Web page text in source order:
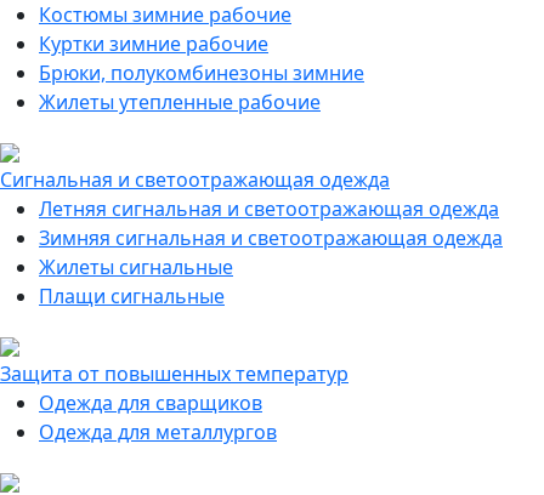
Костюмы зимние рабочие
Куртки зимние рабочие
Брюки, полукомбинезоны зимние
Жилеты утепленные рабочие
Сигнальная и светоотражающая одежда
Летняя сигнальная и светоотражающая одежда
Зимняя сигнальная и светоотражающая одежда
Жилеты сигнальные
Плащи сигнальные
Защита от повышенных температур
Одежда для сварщиков
Одежда для металлургов